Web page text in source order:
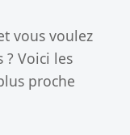
vous voulez
? Voici les
proche